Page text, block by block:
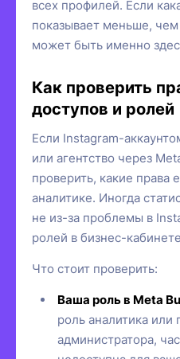
всех профилей. Если
показывает меньше,
может быть именно
Как проверить
доступов и ролей
Если Instagram-
или агентство через
проверить, какие права
аналитике. Иногда
не из-за проблемы в
ролей в бизнес-
Что стоит проверить:
Ваша роль в Meta
роль аналитика
администратора,